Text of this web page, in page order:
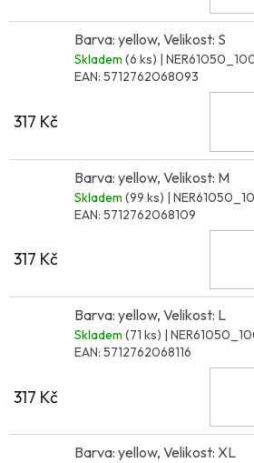
Barva: yellow, Velikost: S
Skladem (6 ks) |
EAN: 5712762068093
317 Kč
Barva: yellow, Velikost: M
Skladem (99 ks) |
EAN: 5712762068109
317 Kč
Barva: yellow, Velikost: L
Skladem (71 ks) |
EAN: 5712762068116
317 Kč
Barva: yellow, Velikost: XL